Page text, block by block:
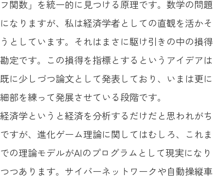
フ関数」を統一的に見つける原理です。数学の問題
になりますが、私は経済学者としての直観を活かそ
うとしています。それはまさに駆け引きの中の損得
勘定です。この損得を指標とするというアイデアは
既に少しづつ論文として発表しており、いまは更に
細部を練って発展させている段階です。
経済学というと経済を分析するだけだと思われがち
ですが、進化ゲーム理論に関してはむしろ、これま
での理論モデルがAIのプログラムとして現実になり
つつあります。サイバーネットワークや自動操縦車